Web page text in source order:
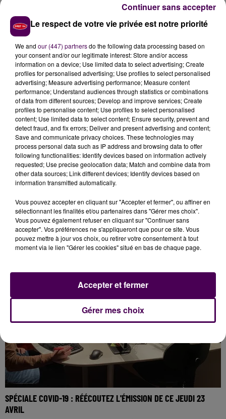
SPÉCIALE COVID-19 : RÉÉCOUTEZ L'ÉMISSION DE CE LUNDI 27
AVRIL
SPÉCIALE COVID-19 : RÉÉCOUTEZ L'ÉMISSION DE CE VENDREDI 17
SPÉCIALE COVID-19 : RÉÉCOUTEZ L'ÉMISSION DE CE JEUDI 23
AVRIL
Le respect de votre vie privée est notre priorité
We and our (447) partnersdo the following data processing based on
your consent and/or our legitimate interest: Store and/or access
information on a device; Use limited data to select advertising; Create
profiles for personalised advertising; Use profiles to select personalised
advertising; Measure advertising performance; Measure content
performance; Understand audiences through statistics or combinations
of data from different sources; Develop and improve services; Create
profiles to personalise content; Use profiles to select personalised
content; Use limited data to select content; Ensure security, prevent and
detect fraud, and fix errors; Deliver and present advertising and content;
Save and communicate privacy choices. These technologies may
process personal data such as IP address and browsing data to offer
following functionalities: Identify devices based on information actively
requested; Use precise geolocation data; Match and combine data from
other data sources; Link different devices; Identify devices based on
information transmitted automatically.
Vous pouvez accepter en cliquant sur "Accepter et fermer", ou affiner en
sélectionnant les finalités et/ou partenaires dans "Gérer mes choix".
Vous pouvez également refuser en cliquant sur "Continuer sans
accepter". Vos préférences ne s'appliqueront que pour ce site. Vous
pouvez mettre à jour vos choix, ou retirer votre consentement à tout
moment via le lien "Gérer les cookies" situé en bas de chaque page.
Gérer mes choix
Accepter et fermer
Continuer sans accepter